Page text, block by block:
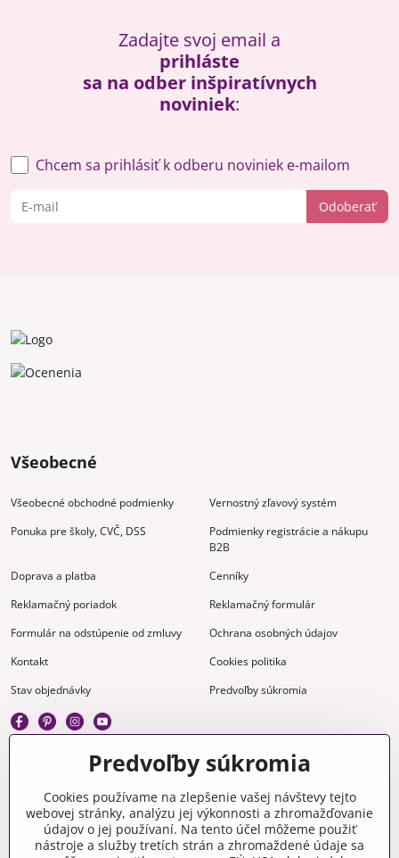
Zadajte svoj email a
prihláste
sa na odber inšpiratívnych
noviniek:
Odoberať
Chcem sa prihlásiť k odberu noviniek e-mailom
Všeobecné
Všeobecné obchodné podmienky
Vernostný zľavový systém
Ponuka pre školy, CVČ, DSS
Podmienky registrácie a nákupu
B2B
Doprava a platba
Cenníky
Reklamačný poriadok
Reklamačný formulár
Formulár na odstúpenie od zmluvy
Ochrana osobných údajov
Kontakt
Cookies politika
Stav objednávky
Predvoľby súkromia
Gravírovanie
Materiály na stiahnutie
Videonávody
Blog
Predvoľby súkromia
Cookies používame na zlepšenie vašej návštevy tejto
webovej stránky, analýzu jej výkonnosti a zhromažďovanie
údajov o jej používaní. Na tento účel môžeme použiť
nástroje a služby tretích strán a zhromaždené údaje sa